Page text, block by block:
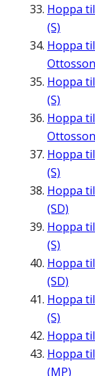
Hoppa
(S)
Hoppa
Hoppa
(S)
Hoppa
Hoppa
(S)
Hoppa
(SD)
Hoppa
(S)
Hoppa
(SD)
Hoppa
(S)
Hoppa
Hoppa
(MP)